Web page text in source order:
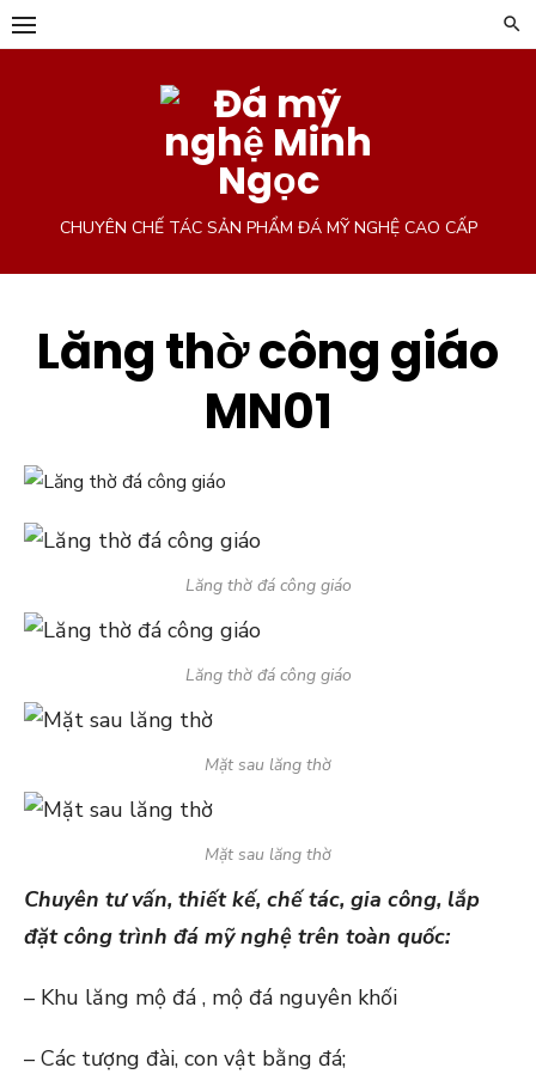
Chuyển
tới
CHUYÊN CHẾ TÁC SẢN PHẨM ĐÁ MỸ NGHỆ CAO CẤP
Lăng thờ công giáo
MN01
Lăng thờ đá công giáo
Lăng thờ đá công giáo
Mặt sau lăng thờ
Mặt sau lăng thờ
Chuyên tư vấn, thiết kế, chế tác, gia công, lắp
đặt công trình đá mỹ nghệ trên toàn quốc:
– Khu lăng mộ đá , mộ đá nguyên khối
– Các tượng đài, con vật bằng đá;